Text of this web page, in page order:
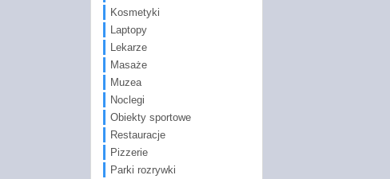
Kosmetyki
Laptopy
Lekarze
Masaże
Muzea
Noclegi
Obiekty sportowe
Restauracje
Pizzerie
Parki rozrywki